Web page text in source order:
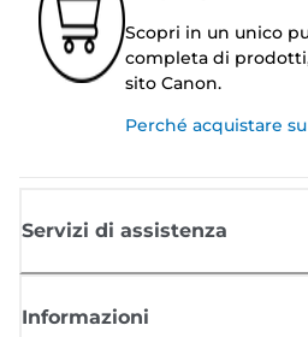
Scopri in un unico
completa di
sito Canon.
Perché acquistare
Servizi di assistenza
Informazioni